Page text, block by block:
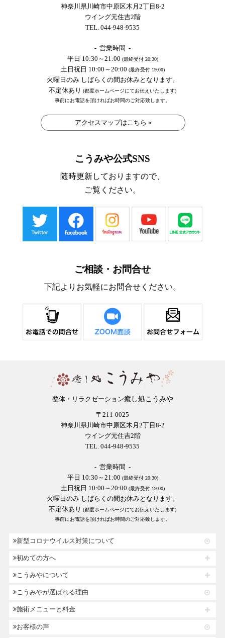
神奈川県川崎市中原区木月2丁目8-2
ウイング元住吉2階
TEL. 044-948-9535
- 営業時間 -
平日 10:30～21:00 (最終受付 20:30)
土日祝日 10:00～20:00 (最終受付 19:00)
火曜日のみ しばらくの間お休みとなります。
不定休あり (都度ホームページにてお伝えいたします)
事前にお電話を頂ければお時間のご対応致します。
アクセスマップはこちら »
こうみや公式SNS
随時更新しておりますので、
ご覧ください。
ご相談・お問合せ
下記よりお気軽にお問合せください。
整体・リラクゼーション癒し処こうみや
〒211-0025
神奈川県川崎市中原区木月2丁目8-2
ウイング元住吉2階
TEL. 044-948-9535
- 営業時間 -
平日 10:30～21:00 (最終受付 20:30)
土日祝日 10:00～20:00 (最終受付 19:00)
火曜日のみ しばらくの間お休みとなります。
不定休あり (都度ホームページにてお伝えいたします)
事前にお電話を頂ければお時間のご対応致します。
新型コロナウイルス対策について
初めての方へ
こうみやについて
こうみやが選ばれる理由
施術メニューと料金
お客様の声